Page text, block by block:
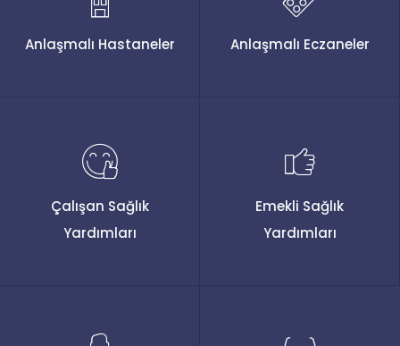
Anlaşmalı Hastaneler Anlaşmalı Eczaneler
Çalışan Sağlık
Yardımları
Emekli Sağlık
Yardımları